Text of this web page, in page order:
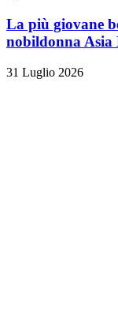
La più giovane
nobildonna Asia
31 Luglio 2026